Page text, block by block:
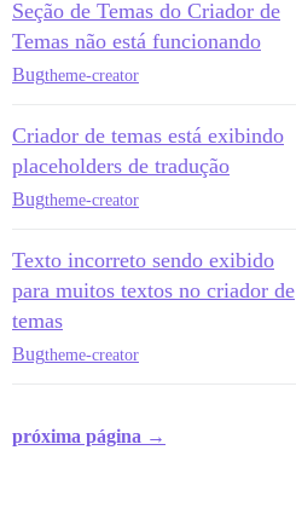
Seção de Temas do Criador de
Temas não está funcionando
Bugtheme-creator
Criador de temas está exibindo
placeholders de tradução
Bugtheme-creator
Texto incorreto sendo exibido
para muitos textos no criador de
temas
Bugtheme-creator
próxima página →